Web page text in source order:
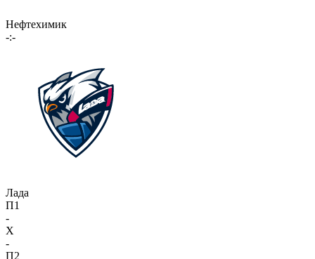
Нефтехимик
-:-
Лада
П1
-
X
-
П2